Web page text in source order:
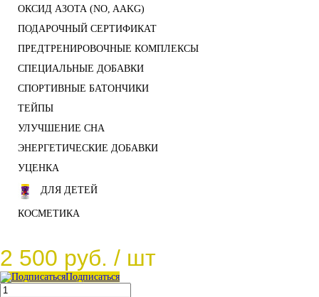
ОКСИД АЗОТА (NO, AAKG)
ПОДАРОЧНЫЙ СЕРТИФИКАТ
ПРЕДТРЕНИРОВОЧНЫЕ КОМПЛЕКСЫ
СПЕЦИАЛЬНЫЕ ДОБАВКИ
СПОРТИВНЫЕ БАТОНЧИКИ
ТЕЙПЫ
УЛУЧШЕНИЕ СНА
ЭНЕРГЕТИЧЕСКИЕ ДОБАВКИ
УЦЕНКА
ДЛЯ ДЕТЕЙ
КОСМЕТИКА
2 500 руб. / шт
Подписаться